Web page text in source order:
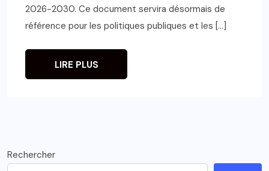
2026-2030. Ce document servira désormais de
référence pour les politiques publiques et les […]
LIRE PLUS
Rechercher